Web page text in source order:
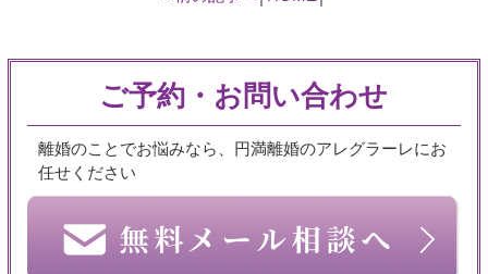
ご予約・お問い合わせ
離婚のことでお悩みなら、円満離婚のアレグラーレにお
任せください